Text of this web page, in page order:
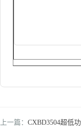
上一篇： CXBD3504超低